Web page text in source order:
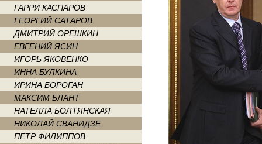
ГАРРИ КАСПАРОВ
ГЕОРГИЙ САТАРОВ
ДМИТРИЙ ОРЕШКИН
ЕВГЕНИЙ ЯСИН
ИГОРЬ ЯКОВЕНКО
ИННА БУЛКИНА
ИРИНА БОРОГАН
МАКСИМ БЛАНТ
НАТЕЛЛА БОЛТЯНСКАЯ
НИКОЛАЙ СВАНИДЗЕ
ПЕТР ФИЛИППОВ